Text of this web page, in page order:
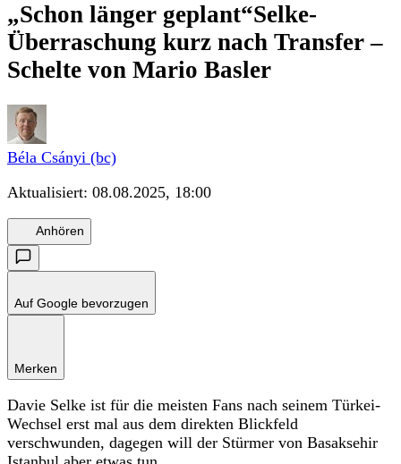
„Schon länger geplant“Selke-
Überraschung kurz nach Transfer –
Schelte von Mario Basler
Béla Csányi (bc)
Aktualisiert: 08.08.2025, 18:00
Anhören
Auf Google bevorzugen
Merken
Davie Selke ist für die meisten Fans nach seinem Türkei-
Wechsel erst mal aus dem direkten Blickfeld
verschwunden, dagegen will der Stürmer von Basaksehir